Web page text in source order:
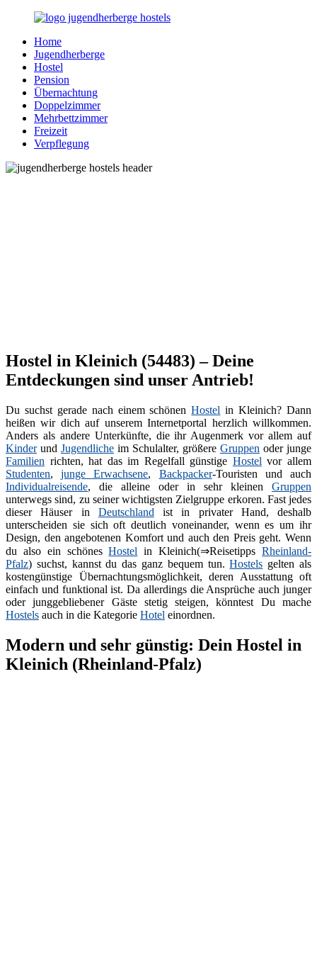
Zurück
Inhalt
Jugendherberge-
Hostels.de
Reisen
junge
jung
gebliebene
Menschen
Home
Jugendherberge
Hostel
Pension
Übernachtung
Doppelzimmer
Mehrbettzimmer
Freizeit
Verpflegung
Hostel in Kleinich (54483) – Deine
Entdeckungen sind unser Antrieb!
Du suchst gerade nach einem schönenHostel in Kleinich? Dann
heißen wir dich auf unserem Internetportal herzlich willkommen.
Anders als andere Unterkünfte, die ihr Augenmerk vor allem auf
Kinderund Jugendliche im Schulalter, größere Gruppen oder junge
Familien richten, hat das im Regelfall günstige Hostel vor allem
Studenten,junge Erwachsene, Backpacker-Touristen und auch
Individualreisende, die alleine oder in sehr kleinen Gruppen
unterwegs sind, zu seiner wichtigsten Zielgruppe erkoren. Fast jedes
dieser Häuser in Deutschland ist in privater Hand, deshalb
unterscheiden sie sich oft deutlich voneinander, wenn es um ihr
Design, den angebotenen Komfort und auch den Preis geht. Wenn
du also ein schönesHostel in Kleinich(⇒ReisetippsRheinland-
Pfalz) suchst, kannst du das ganz bequem tun.Hostels gelten als
kostengünstige Übernachtungsmöglichkeit, deren Ausstattung oft
einfach und funktional ist. Da allerdings die Ansprüche auch junger
oder junggebliebener Gäste stetig steigen, könntest Du mache
Hostels auch in die Kategorie Hotel einordnen.
Modern und sehr günstig: Dein Hostel in
Kleinich (Rheinland-Pfalz)